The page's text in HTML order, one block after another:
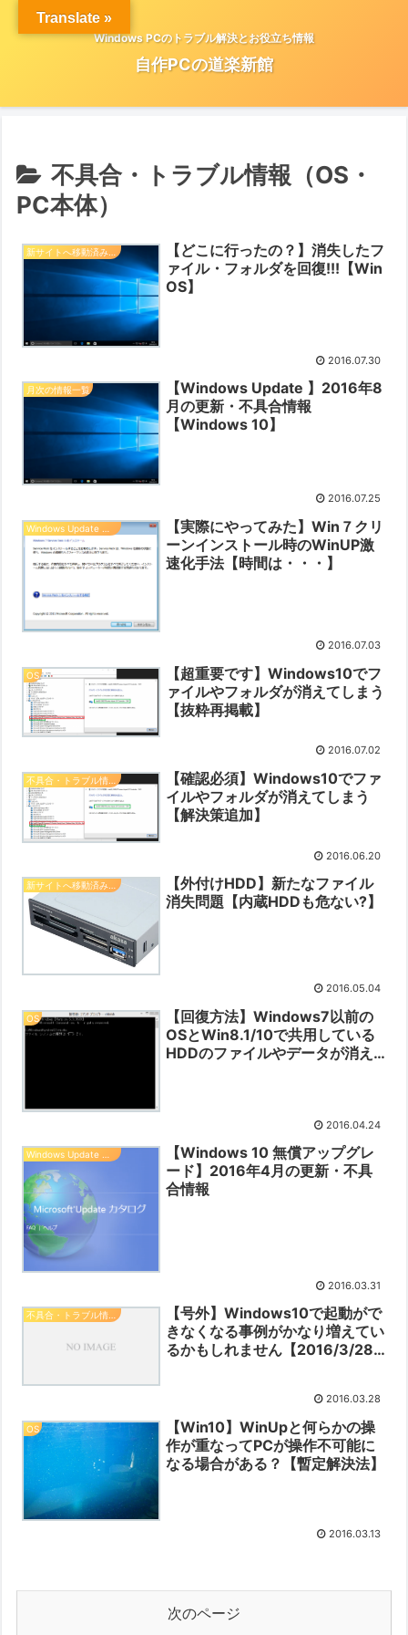
Windows PCのトラブル解決とお役立ち情報
自作PCの道楽新館
不具合・トラブル情報（OS・
PC本体）
【どこに行ったの？】消失したフ
ァイル・フォルダを回復!!!【Win
OS】
2016.07.30
月次の情報一覧
【Windows Update 】2016年8
月の更新・不具合情報
【Windows 10】
2016.07.25
【実際にやってみた】Win７クリ
ーンインストール時のWinUP激
速化手法【時間は・・・】
2016.07.03
OS
【超重要です】Windows10でフ
ァイルやフォルダが消えてしまう
【抜粋再掲載】
2016.07.02
【確認必須】Windows10でファ
イルやフォルダが消えてしまう
【解決策追加】
2016.06.20
【外付けHDD】新たなファイル
消失問題【内蔵HDDも危ない?】
2016.05.04
OS
【回復方法】Windows7以前の
OSとWin8.1/10で共用している
HDDのファイルやデータが消え
2016.04.24
【Windows 10 無償アップグレ
ード】2016年4月の更新・不具
合情報
2016.03.31
【号外】Windows10で起動がで
きなくなる事例がかなり増えてい
るかもしれません【2016/3/28
2016.03.28
OS
【Win10】WinUpと何らかの操
作が重なってPCが操作不可能に
なる場合がある？【暫定解決法】
2016.03.13
次のページ
Translate »